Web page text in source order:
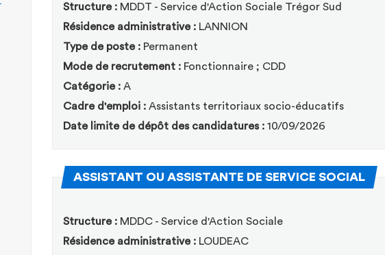
Structure : MDDT - Service d'Action Sociale Trégor Sud
Résidence administrative : LANNION
Type de poste : Permanent
Mode de recrutement : Fonctionnaire ; CDD
Catégorie : A
Cadre d'emploi : Assistants territoriaux socio-éducatifs
Date limite de dépôt des candidatures : 10/09/2026
ASSISTANT OU ASSISTANTE DE SERVICE SOCIAL
Structure : MDDC - Service d'Action Sociale
Résidence administrative : LOUDEAC